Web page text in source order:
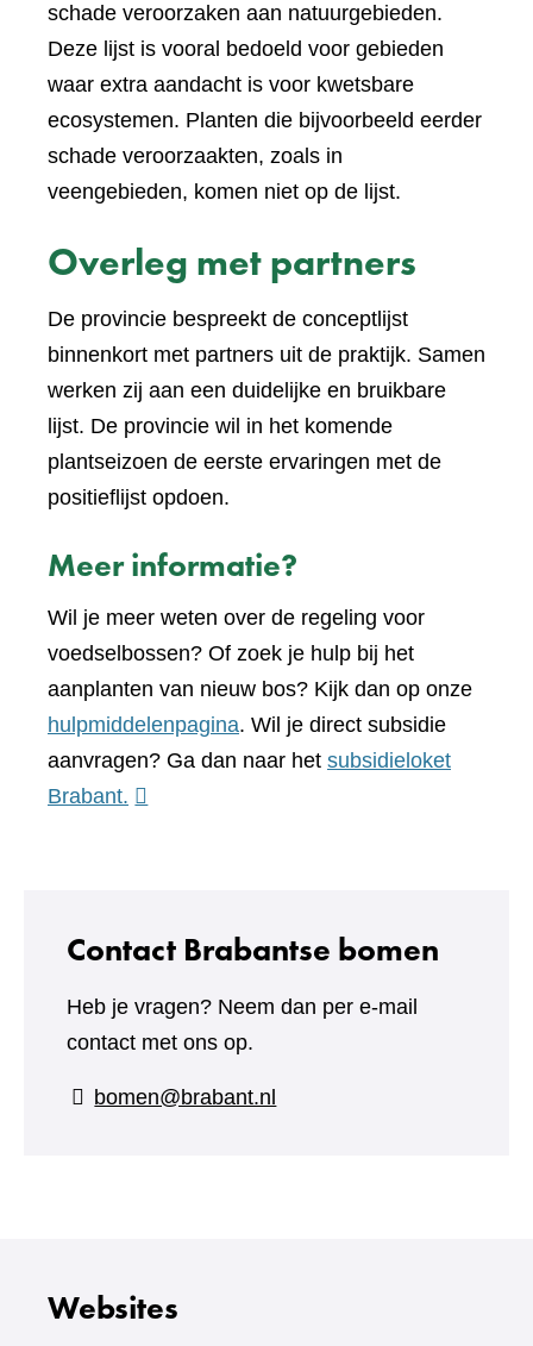
schade veroorzaken aan natuurgebieden.
Deze lijst is vooral bedoeld voor gebieden
waar extra aandacht is voor kwetsbare
ecosystemen. Planten die bijvoorbeeld eerder
schade veroorzaakten, zoals in
veengebieden, komen niet op de lijst.
Overleg met partners
De provincie bespreekt de conceptlijst
binnenkort met partners uit de praktijk. Samen
werken zij aan een duidelijke en bruikbare
lijst. De provincie wil in het komende
plantseizoen de eerste ervaringen met de
positieflijst opdoen.
Meer informatie?
Wil je meer weten over de regeling voor
voedselbossen? Of zoek je hulp bij het
aanplanten van nieuw bos? Kijk dan op onze
hulpmiddelenpagina. Wil je direct subsidie
aanvragen? Ga dan naar het subsidieloket
Brabant. (verwijst
website)
Contact Brabantse bomen
Heb je vragen? Neem dan per e-mail
contact met ons op.
bomen@brabant.nl
Websites